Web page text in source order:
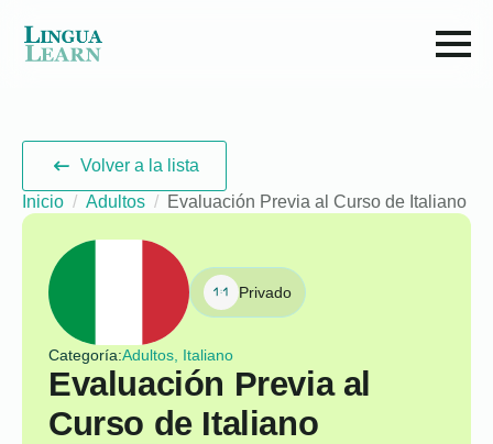
Volver a la lista
Inicio
Adultos Evaluación Previa al Curso de Italiano
Privado
Categoría:Adultos, Italiano
Evaluación Previa al
Curso de Italiano